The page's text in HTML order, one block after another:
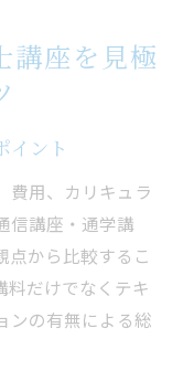
の基本視点
座の特徴
の理由を分析
ンライン活用
講座の探し方
情を解説
トと注意点
新トレンド紹
講座を見極
イント
費用、カリキュラ
信講座・通学講
点から比較するこ
料だけでなくテキ
ンの有無による総